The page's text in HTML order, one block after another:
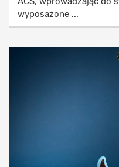
wyposażone ...